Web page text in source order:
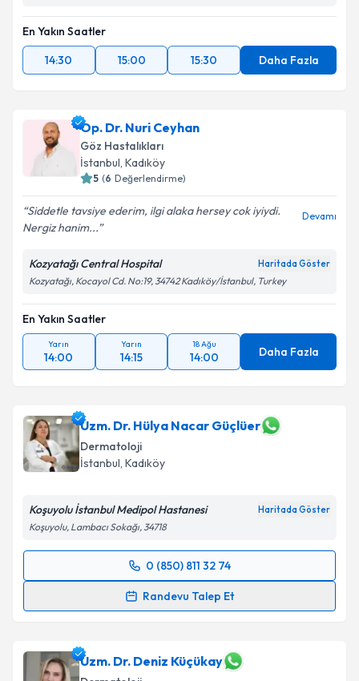
En Yakın Saatler
14:30
15:00 15:30 Daha Fazla
Op. Dr. Nuri Ceyhan
Göz Hastalıkları
İstanbul, Kadıköy
5 (6 Değerlendirme)
Siddetle tavsiye ederim, ilgi alaka hersey cok iyiydi.
Nergiz hanim...
Devamı
Kozyatağı Central Hospital Haritada Göster
Kozyatağı, Kocayol Cd. No:19, 34742 Kadıköy/İstanbul, Turkey
En Yakın Saatler
Yarın
14:00
Yarın
14:15
18 Ağu
14:00 Daha Fazla
Uzm. Dr. Hülya Nacar Güçlüer
Dermatoloji
İstanbul, Kadıköy
Koşuyolu İstanbul Medipol Hastanesi Haritada Göster
Koşuyolu, Lambacı Sokağı, 34718
0 (850) 811 32 74
Randevu Talep Et
Randevu Takvimi Talebi
için bir takvim hazırlandığında e-posta ile
bilgilendireceğiz.
Uzm. Dr. Deniz Küçükay